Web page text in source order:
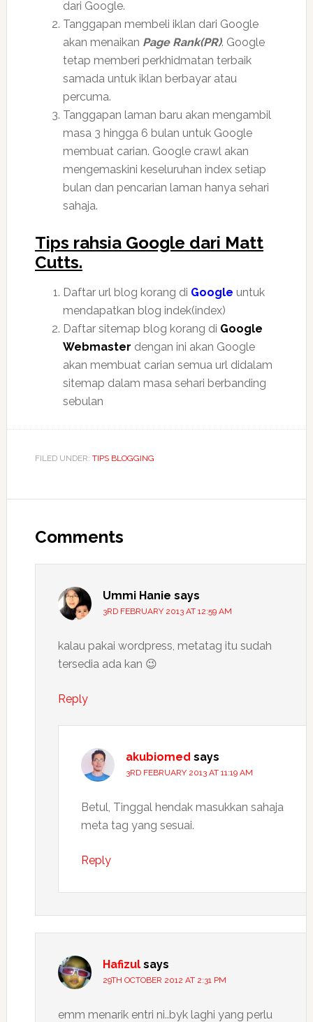
dari Google.
Tanggapan membeli iklan dari Google
akan menaikan Page Rank(PR). Google
tetap memberi perkhidmatan terbaik
samada untuk iklan berbayar atau
percuma.
Tanggapan laman baru akan mengambil
masa 3 hingga 6 bulan untuk Google
membuat carian. Google crawl akan
mengemaskini keseluruhan index setiap
bulan dan pencarian laman hanya sehari
sahaja.
Tips rahsia Google dari Matt
Cutts.
Daftar url blog korang di Google untuk
mendapatkan blog indek(index)
Daftar sitemap blog korang di Google
Webmaster dengan ini akan Google
akan membuat carian semua url didalam
sitemap dalam masa sehari berbanding
sebulan
FILED UNDER: TIPS BLOGGING
Interactions
Comments
Ummi Hanie says
3RD FEBRUARY 2013 AT 12:59 AM
kalau pakai wordpress, metatag itu sudah
tersedia ada kan 😉
Reply
akubiomed says
3RD FEBRUARY 2013 AT 11:19 AM
Betul, Tinggal hendak masukkan sahaja
meta tag yang sesuai.
Reply
Hafizul says
29TH OCTOBER 2012 AT 2:31 PM
emm menarik entri ni..byk laghi yang perlu